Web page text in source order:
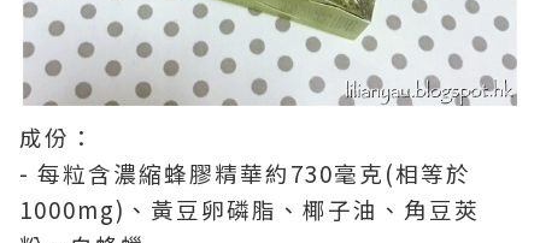
成份：
- 每粒含濃縮蜂膠精華約730毫克(相等於
1000mg)、黃豆卵磷脂、椰子油、角豆莢